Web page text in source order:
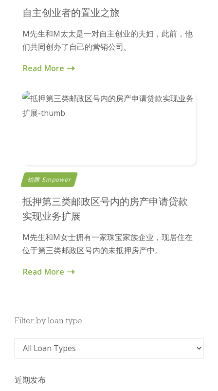
自主创业者的置业之旅
M先生和M太太是一对自主创业的夫妇，此前，他
们共同创办了自己的营销公司。
Read More
铂腾 Empower
抵押第三类邮政区号内的房产申请贷款
实现业务扩展
M先生和M女士拥有一家珠宝家族企业，现居住在
位于第三类邮政区号内的未抵押房产中。
Read More
Filter by loan type
近期发布